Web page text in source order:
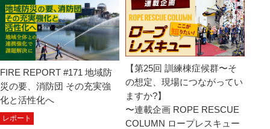
FIRE REPORT #171 地域防
災の要、消防団 その充実強
化と活性化へ
レポート
【第25回 訓練棟症候群〜そ
の想定、現場につながってい
ますか?】
〜連載企画 ROPE RESCUE
COLUMN ロープレスキュー